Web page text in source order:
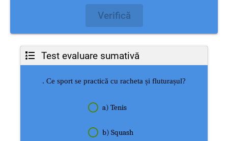
Verifică
Test evaluare sumativă
. Ce sport se practică cu racheta și fluturașul?
a) Tenis
b) Squash